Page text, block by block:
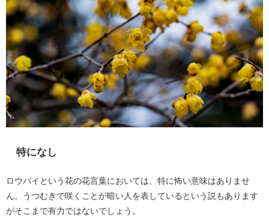
特になし
ロウバイという花の花言葉においては、特に怖い意味はありませ
ん。うつむきで咲くことが暗い人を表しているという説もあります
がそこまで有力ではないでしょう。